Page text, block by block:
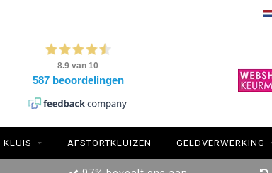
KLUIS AFSTORTKLUIZEN GELDVERWERKING